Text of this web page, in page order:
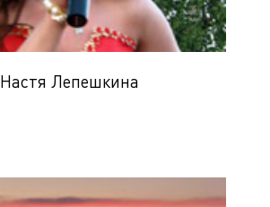
Настя Лепешкина